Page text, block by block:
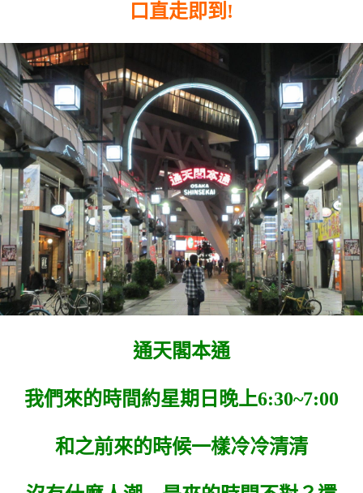
口直走即到!
通天閣本通
我們來的時間約星期日晚上6:30~7:00
和之前來的時候一樣冷冷清清